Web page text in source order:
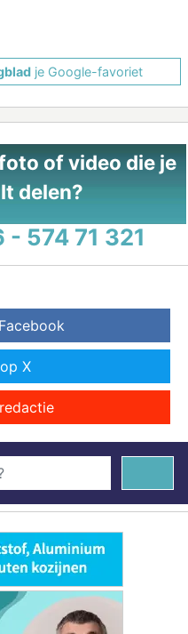
je Google-favoriet
of video die je
delen?
- 574 71 321
X